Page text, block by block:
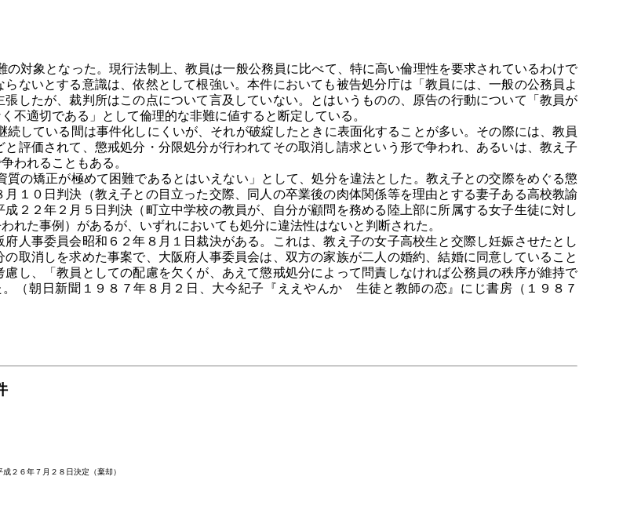
対象となった。現行法制上、教員は一般公務員に比べて、特に高い倫理性を要求されているわけで
ないとする意識は、依然として根強い。本件においても被告処分庁は「教員には、一般の公務員よ
したが、裁判所はこの点について言及していない。とはいうものの、原告の行動について「教員が
不適切である」として倫理的な非難に値すると断定している。
している間は事件化しにくいが、それが破綻したときに表面化することが多い。その際には、教員
評価されて、懲戒処分・分限処分が行われてその取消し請求という形で争われ、あるいは、教え子
われることもある。
の矯正が極めて困難であるとはいえない」として、処分を違法とした。教え子との交際をめぐる懲
１０日判決（教え子との目立った交際、同人の卒業後の肉体関係等を理由とする妻子ある高校教諭
２２年２月５日判決（町立中学校の教員が、自分が顧問を務める陸上部に所属する女子生徒に対し
れた事例）があるが、いずれにおいても処分に違法性はないと判断された。
人事委員会昭和６２年８月１日裁決がある。これは、教え子の女子高校生と交際し妊娠させたとし
取消しを求めた事案で、大阪府人事委員会は、双方の家族が二人の婚約、結婚に同意していること
し、「教員としての配慮を欠くが、あえて懲戒処分によって問責しなければ公務員の秩序が維持で
（朝日新聞１９８７年８月２日、大今紀子『ええやんか 生徒と教師の恋』にじ書房（１９８７
２６年７月２８日決定（棄却）